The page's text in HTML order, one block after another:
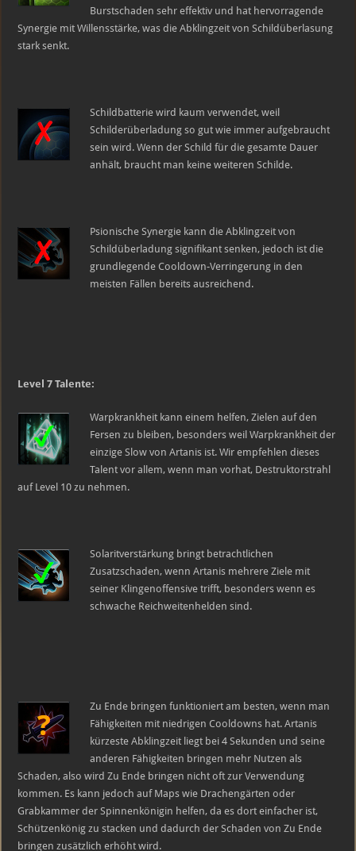
Burstschaden sehr effektiv und hat hervorragende
Synergie mit Willensstärke, was die Abklingzeit von Schildüberlasung
stark senkt.
Schildbatterie wird kaum verwendet, weil
Schilderüberladung so gut wie immer aufgebraucht
sein wird. Wenn der Schild für die gesamte Dauer
anhält, braucht man keine weiteren Schilde.
Psionische Synergie kann die Abklingzeit von
Schildüberladung signifikant senken, jedoch ist die
grundlegende Cooldown-Verringerung in den
meisten Fällen bereits ausreichend.
Level 7 Talente:
Warpkrankheit kann einem helfen, Zielen auf den
Fersen zu bleiben, besonders weil Warpkrankheit der
einzige Slow von Artanis ist. Wir empfehlen dieses
Talent vor allem, wenn man vorhat, Destruktorstrahl
auf Level 10 zu nehmen.
Solaritverstärkung bringt betrachtlichen
Zusatzschaden, wenn Artanis mehrere Ziele mit
seiner Klingenoffensive trifft, besonders wenn es
schwache Reichweitenhelden sind.
Zu Ende bringen funktioniert am besten, wenn man
Fähigkeiten mit niedrigen Cooldowns hat. Artanis
kürzeste Abklingzeit liegt bei 4 Sekunden und seine
anderen Fähigkeiten bringen mehr Nutzen als
Schaden, also wird Zu Ende bringen nicht oft zur Verwendung
kommen. Es kann jedoch auf Maps wie Drachengärten oder
Grabkammer der Spinnenkönigin helfen, da es dort einfacher ist,
Schützenkönig zu stacken und dadurch der Schaden von Zu Ende
bringen zusätzlich erhöht wird.